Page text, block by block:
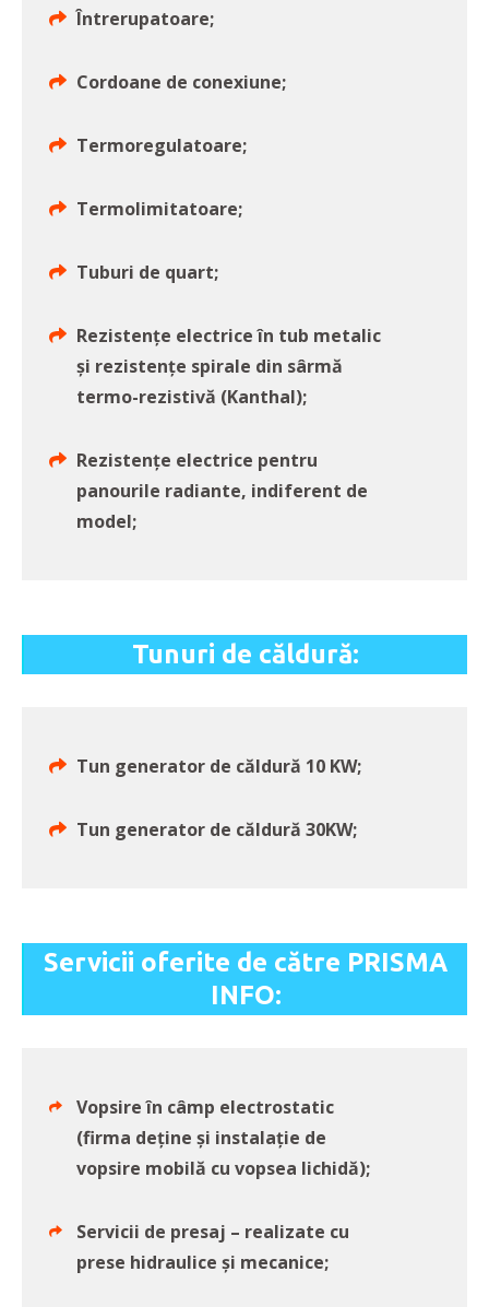
Întrerupatoare;
Cordoane de conexiune;
Termoregulatoare;
Termolimitatoare;
Tuburi de quart;
Rezistențe electrice în tub metalic
și rezistențe spirale din sârmă
termo-rezistivă (Kanthal);
Rezistențe electrice pentru
panourile radiante, indiferent de
model;
Tunuri de căldură:
Tun generator de căldură 10 KW;
Tun generator de căldură 30KW;
Servicii oferite de către PRISMA
INFO:
Vopsire în câmp electrostatic
(firma deține și instalație de
vopsire mobilă cu vopsea lichidă);
Servicii de presaj – realizate cu
prese hidraulice și mecanice;